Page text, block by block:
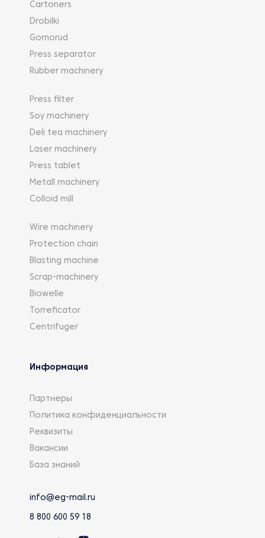
Cartoners
Drobilki
Gornorud
Press separator
Rubber machinery
Press filter
Soy machinery
Deli tea machinery
Laser machinery
Press tablet
Metall machinery
Colloid mill
Wire machinery
Protection chain
Blasting machine
Scrap-machinery
Biowelle
Torreficator
Centrifuger
Информация
Партнеры
Политика конфиденциальности
Реквизиты
Вакансии
База знаний
info@eg-mail.ru
8 800 600 59 18